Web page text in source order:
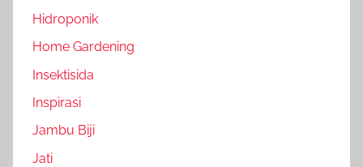
Hidroponik
Home Gardening
Insektisida
Inspirasi
Jambu Biji
Jati